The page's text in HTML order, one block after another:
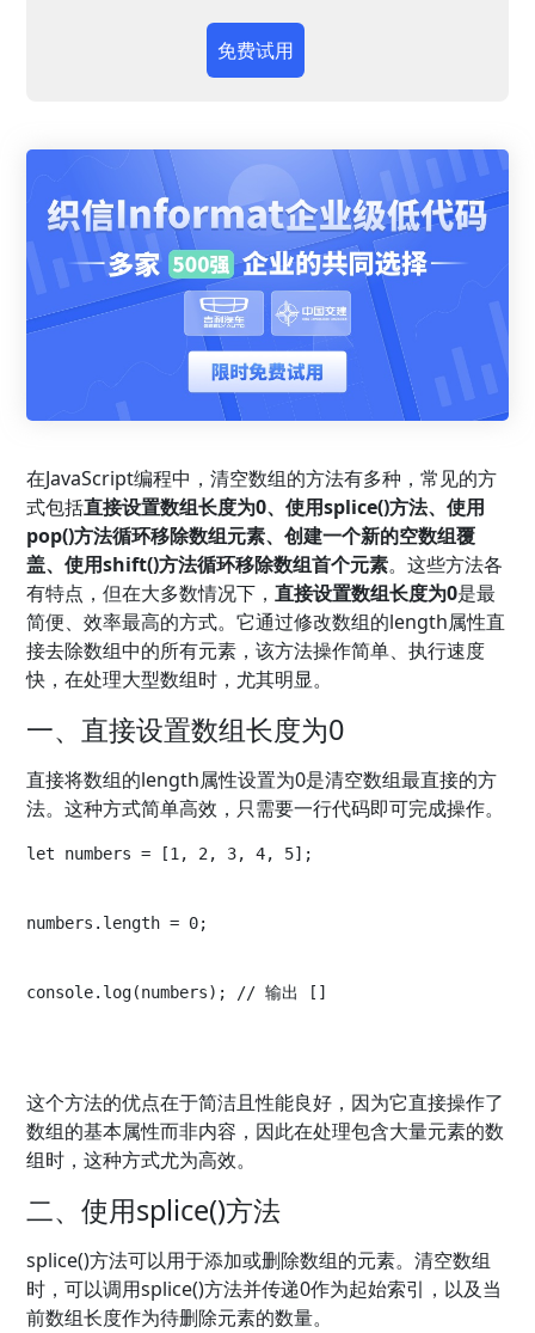
免费试用
在JavaScript编程中，清空数组的方法有多种，常见的方
式包括直接设置数组长度为0、使用splice()方法、使用
pop()方法循环移除数组元素、创建一个新的空数组覆
盖、使用shift()方法循环移除数组首个元素。这些方法各
有特点，但在大多数情况下，直接设置数组长度为0是最
简便、效率最高的方式。它通过修改数组的length属性直
接去除数组中的所有元素，该方法操作简单、执行速度
快，在处理大型数组时，尤其明显。
一、直接设置数组长度为0
直接将数组的length属性设置为0是清空数组最直接的方
法。这种方式简单高效，只需要一行代码即可完成操作。
let numbers = [1, 2, 3, 4, 5];
numbers.length = 0;
console.log(numbers); // 输出 []
这个方法的优点在于简洁且性能良好，因为它直接操作了
数组的基本属性而非内容，因此在处理包含大量元素的数
组时，这种方式尤为高效。
二、使用splice()方法
splice()方法可以用于添加或删除数组的元素。清空数组
时，可以调用splice()方法并传递0作为起始索引，以及当
前数组长度作为待删除元素的数量。